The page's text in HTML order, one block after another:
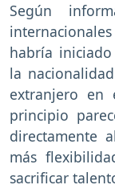
Según
habría
la
extranjero
principio
directamente
más
sacrificar